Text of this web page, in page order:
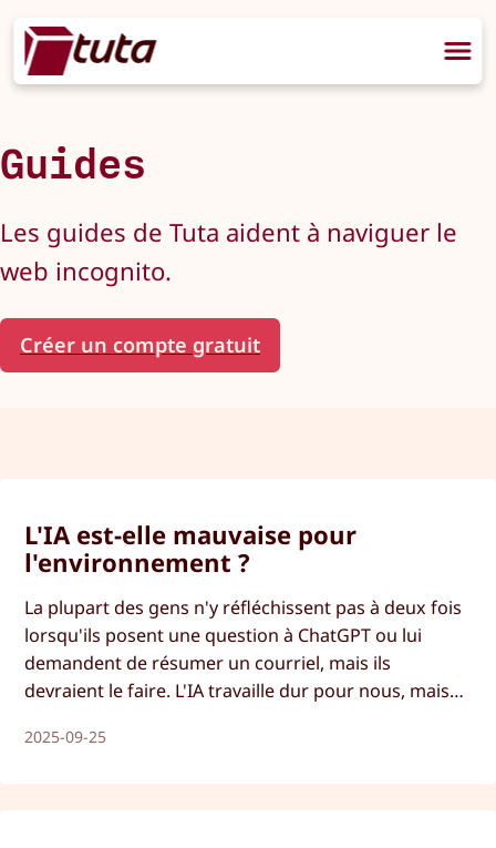
Guides
Les guides de Tuta aident à naviguer le
web incognito.
Créer un compte gratuit
L'IA est-elle mauvaise pour
l'environnement ?
La plupart des gens n'y réfléchissent pas à deux fois
lorsqu'ils posent une question à ChatGPT ou lui
demandent de résumer un courriel, mais ils
devraient le faire. L'IA travaille dur pour nous, mais
nous examinons en profondeur les raisons pour
2025-09-25